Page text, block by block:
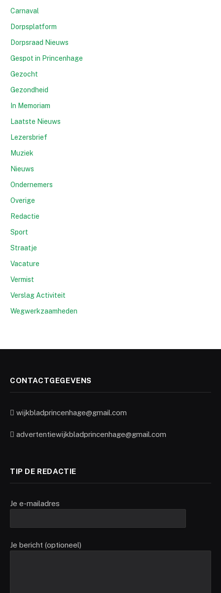
Carnaval
Dorpsplatform
Dorpsraad Nieuws
Gespot in Princenhage
Gezocht
Gezondheid
In Memoriam
Laatste Nieuws
Lezersbrief
Muziek
Nieuws
Ondernemers
Overige
Redactie
Sport
Straatje
Vacature
Vermist
Verslag Activiteit
Wegwerkzaamheden
CONTACTGEGEVENS
wijkbladprincenhage@gmail.com
advertentiewijkbladprincenhage@gmail.com
TIP DE REDACTIE
Je e-mailadres
Je bericht (optioneel)